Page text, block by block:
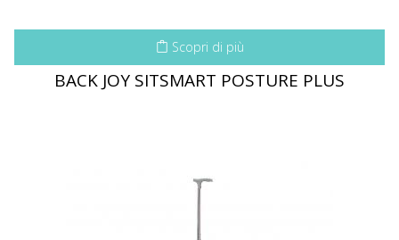
Scopri di più
BACK JOY SITSMART POSTURE PLUS